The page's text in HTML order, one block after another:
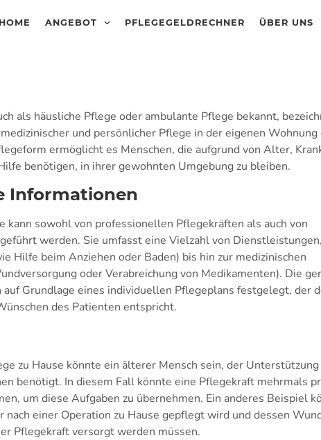
HOME ANGEBOT PFLEGEGELDRECHNER ÜBER UNS
als häusliche Pflege oder ambulante Pflege bekannt,
und persönlicher Pflege in der eigenen Wohnung
ermöglicht es Menschen, die aufgrund von Alter,
benötigen, in ihrer gewohnten Umgebung zu bleiben.
Informationen
kann sowohl von professionellen Pflegekräften als auch von
werden. Sie umfasst eine Vielzahl von
Hilfe beim Anziehen oder Baden) bis hin zur medizinischen
oder Verabreichung von Medikamenten). Die
Grundlage eines individuellen Pflegeplans festgelegt, der
des Patienten entspricht.
zu Hause könnte ein älterer Mensch sein, der
benötigt. In diesem Fall könnte eine Pflegekraft mehrmals
um diese Aufgaben zu übernehmen. Ein anderes Beispiel
nach einer Operation zu Hause gepflegt wird und dessen
Pflegekraft versorgt werden müssen.